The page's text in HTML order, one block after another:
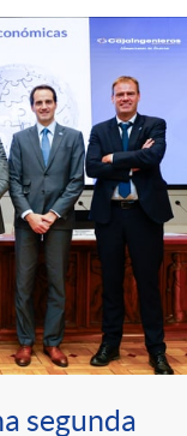
segunda